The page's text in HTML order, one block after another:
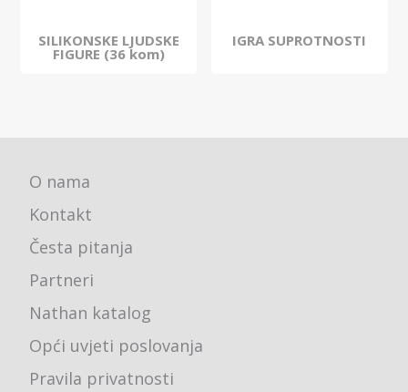
SILIKONSKE LJUDSKE
FIGURE (36 kom)
IGRA SUPROTNOSTI
O nama
Kontakt
Česta pitanja
Partneri
Nathan katalog
Opći uvjeti poslovanja
Pravila privatnosti